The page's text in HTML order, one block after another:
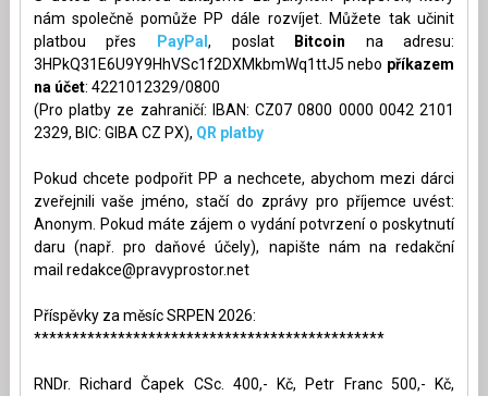
nám společně pomůže PP dále rozvíjet. Můžete tak učinit
platbou přes
PayPal , poslat Bitcoin na adresu:
3HPkQ31E6U9Y9HhVSc1f2DXMkbmWq1ttJ5 nebo příkazem
na účet: 4221012329/0800
(Pro platby ze zahraničí: IBAN: CZ07 0800 0000 0042 2101
2329, BIC: GIBA CZ PX), QR platby
Pokud chcete podpořit PP a nechcete, abychom mezi dárci
zveřejnili vaše jméno, stačí do zprávy pro příjemce uvést:
Anonym. Pokud máte zájem o vydání potvrzení o poskytnutí
daru (např. pro daňové účely), napište nám na redakční
mail redakce@pravyprostor.net
Příspěvky za měsíc SRPEN 2026:
**********************************************
RNDr. Richard Čapek CSc. 400,- Kč, Petr Franc 500,- Kč,